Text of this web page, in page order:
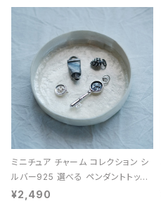
ミニチュア チャーム コレクション シ
ルバー925 選べる ペンダントトップ
レディース ユニセックス
¥2,490